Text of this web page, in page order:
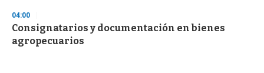
04:00
Consignatarios y documentación en bienes
agropecuarios